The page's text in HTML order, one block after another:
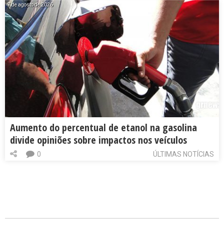
7 de agosto de 2026
Aumento do percentual de etanol na gasolina
divide opiniões sobre impactos nos veículos
ÚLTIMAS NOTÍCIAS
0